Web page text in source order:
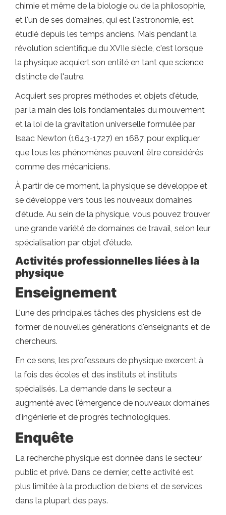
chimie et même de la biologie ou de la philosophie,
et l'un de ses domaines, qui est l'astronomie, est
étudié depuis les temps anciens. Mais pendant la
révolution scientifique du XVIIe siècle, c'est lorsque
la physique acquiert son entité en tant que science
distincte de l'autre.
Acquiert ses propres méthodes et objets d'étude,
par la main des lois fondamentales du mouvement
et la loi de la gravitation universelle formulée par
Isaac Newton (1643-1727) en 1687, pour expliquer
que tous les phénomènes peuvent être considérés
comme des mécaniciens.
À partir de ce moment, la physique se développe et
se développe vers tous les nouveaux domaines
d'étude. Au sein de la physique, vous pouvez trouver
une grande variété de domaines de travail, selon leur
spécialisation par objet d'étude.
Activités professionnelles liées à la
physique
Enseignement
L'une des principales tâches des physiciens est de
former de nouvelles générations d'enseignants et de
chercheurs.
En ce sens, les professeurs de physique exercent à
la fois des écoles et des instituts et instituts
spécialisés. La demande dans le secteur a
augmenté avec l'émergence de nouveaux domaines
d'ingénierie et de progrès technologiques.
Enquête
La recherche physique est donnée dans le secteur
public et privé. Dans ce dernier, cette activité est
plus limitée à la production de biens et de services
dans la plupart des pays.